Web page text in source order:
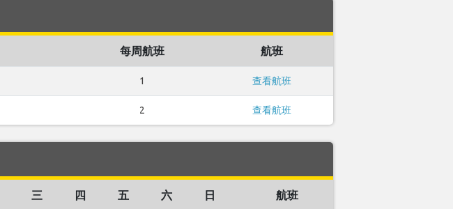
每周航班 航班
1 查看航班
2 查看航班
三 四 五 六 日 航班